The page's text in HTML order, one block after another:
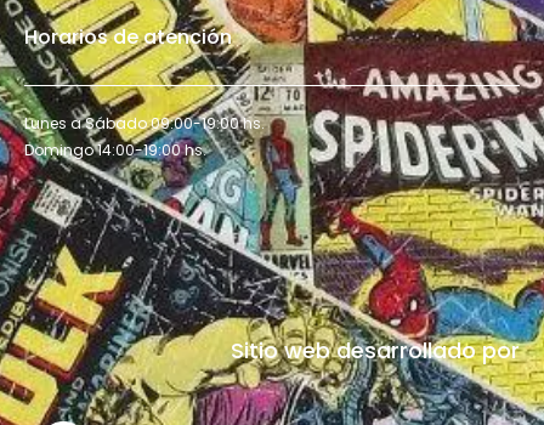
Horarios de atención
Lunes a Sábado 09:00-19:00 hs.
Domingo 14:00-19:00 hs.
Sitio web desarrollado por